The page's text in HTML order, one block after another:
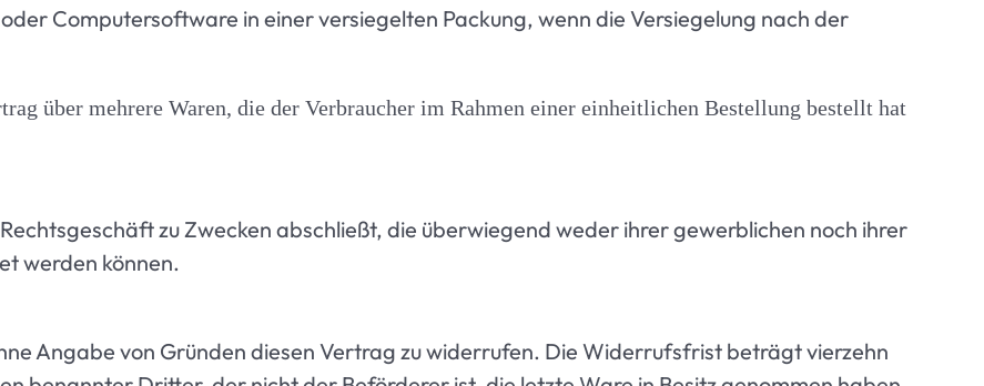
Computersoftware in einer versiegelten Packung, wenn die Versiegelung nach der
über mehrere Waren, die der Verbraucher im Rahmen einer einheitlichen Bestellung bestellt hat
zu Zwecken abschließt, die überwiegend weder ihrer gewerblichen noch ihrer
werden können.
Angabe von Gründen diesen Vertrag zu widerrufen. Die Widerrufsfrist beträgt vierzehn